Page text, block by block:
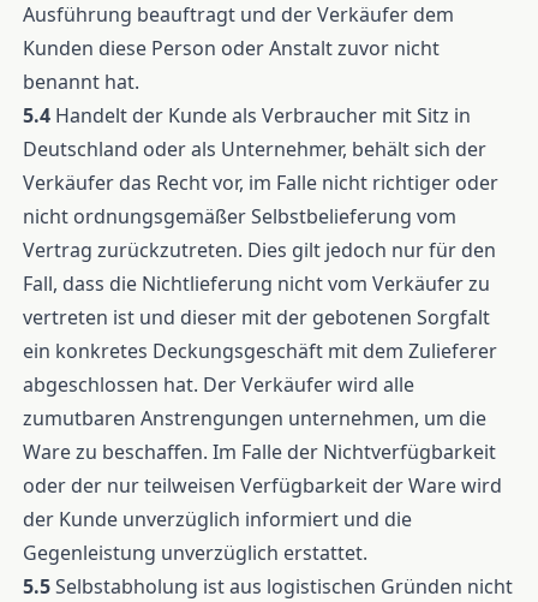
Ausführung beauftragt und der Verkäufer dem
Kunden diese Person oder Anstalt zuvor nicht
benannt hat.
5.4 Handelt der Kunde als Verbraucher mit Sitz in
Deutschland oder als Unternehmer, behält sich der
Verkäufer das Recht vor, im Falle nicht richtiger oder
nicht ordnungsgemäßer Selbstbelieferung vom
Vertrag zurückzutreten. Dies gilt jedoch nur für den
Fall, dass die Nichtlieferung nicht vom Verkäufer zu
vertreten ist und dieser mit der gebotenen Sorgfalt
ein konkretes Deckungsgeschäft mit dem Zulieferer
abgeschlossen hat. Der Verkäufer wird alle
zumutbaren Anstrengungen unternehmen, um die
Ware zu beschaffen. Im Falle der Nichtverfügbarkeit
oder der nur teilweisen Verfügbarkeit der Ware wird
der Kunde unverzüglich informiert und die
Gegenleistung unverzüglich erstattet.
5.5Selbstabholung ist aus logistischen Gründen nicht